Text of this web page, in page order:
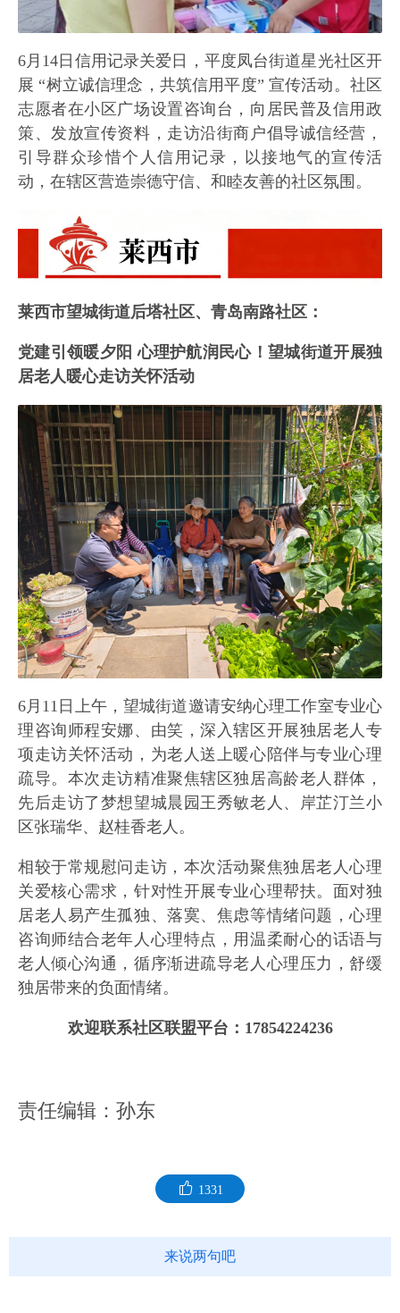
6月14日信用记录关爱日，平度凤台街道星光社区开
展 “树立诚信理念，共筑信用平度” 宣传活动。社区
志愿者在小区广场设置咨询台，向居民普及信用政
策、发放宣传资料，走访沿街商户倡导诚信经营，
引导群众珍惜个人信用记录，以接地气的宣传活
动，在辖区营造崇德守信、和睦友善的社区氛围。
莱西市望城街道后塔社区、青岛南路社区：
党建引领暖夕阳 心理护航润民心！望城街道开展独
居老人暖心走访关怀活动
6月11日上午，望城街道邀请安纳心理工作室专业心
理咨询师程安娜、由笑，深入辖区开展独居老人专
项走访关怀活动，为老人送上暖心陪伴与专业心理
疏导。本次走访精准聚焦辖区独居高龄老人群体，
先后走访了梦想望城晨园王秀敏老人、岸芷汀兰小
区张瑞华、赵桂香老人。
相较于常规慰问走访，本次活动聚焦独居老人心理
关爱核心需求，针对性开展专业心理帮扶。面对独
居老人易产生孤独、落寞、焦虑等情绪问题，心理
咨询师结合老年人心理特点，用温柔耐心的话语与
老人倾心沟通，循序渐进疏导老人心理压力，舒缓
独居带来的负面情绪。
欢迎联系社区联盟平台：17854224236
责任编辑：孙东
1331
来说两句吧